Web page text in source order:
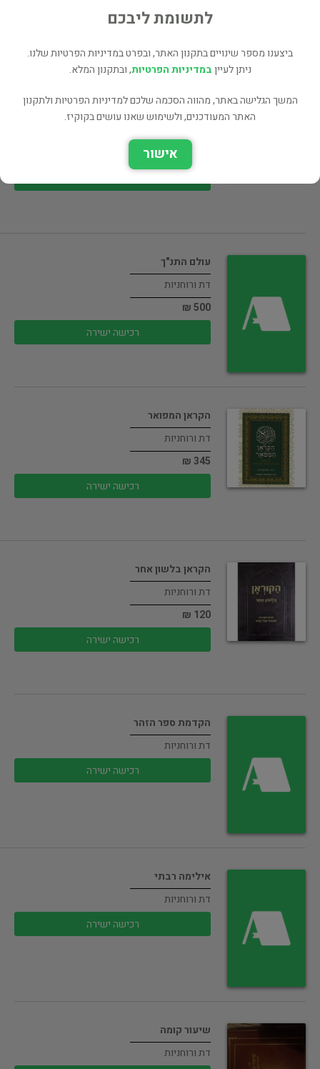
רכישה ישירה
Budhism For Today
עולם התנ"ך
דת ורוחניות
500 ₪
רכישה ישירה
הקראן המפואר
דת ורוחניות
345 ₪
רכישה ישירה
הקראן בלשון אחר
דת ורוחניות
120 ₪
רכישה ישירה
הקדמת ספר הזהר
דת ורוחניות
רכישה ישירה
אילימה רבתי
דת ורוחניות
רכישה ישירה
שיעור קומה
דת ורוחניות
לתשומת ליבכם
ביצענו מספר שינויים בתקנון האתר, ובפרט במדיניות הפרטיות שלנו.
ניתן לעייןבמדיניות הפרטיות, ובתקנון המלא.
המשך הגלישה באתר, מהווה הסכמה שלכם למדיניות הפרטיות ולתקנון
האתר המעודכנים, ולשימוש שאנו עושים בקוקיז.
אישור